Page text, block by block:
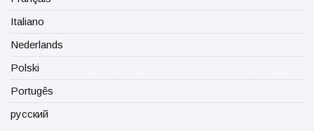
Italiano
Nederlands
Polski
Portugês
русский